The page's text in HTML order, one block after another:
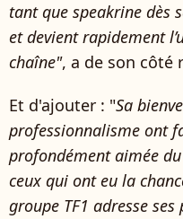
tant que speakrine dès
et devient rapidement
chaîne", a de son côté
Et d'ajouter : "Sa
professionnalisme ont
profondément aimée
ceux qui ont eu la
groupe TF1 adresse